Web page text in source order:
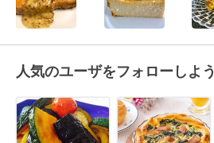
人気のユーザをフォローしよう